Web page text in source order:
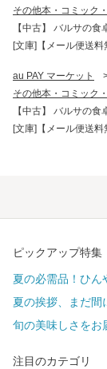
その他本・コミック
【中古】 バルサの
[文庫]【メール便送料
au PAY マーケット
その他本・コミック
【中古】 バルサの
[文庫]【メール便送料
ピックアップ特集
夏の必需品！ひん
夏の挨拶、まだ間
旬の美味しさをお
注目のカテゴリ